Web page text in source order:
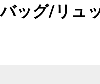
ッグ/リュ